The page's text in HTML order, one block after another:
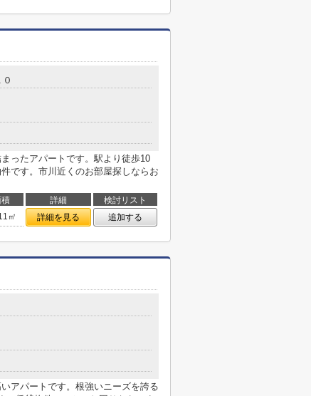
ったアパートです。駅より徒歩10
です。市川近くのお部屋探しならお
詳細
検討リスト
㎡ 詳細を見る 追加する
アパートです。根強いニーズを誇る